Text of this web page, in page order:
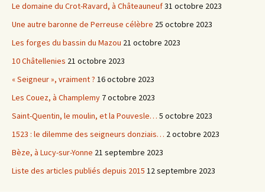
Le domaine du Crot-Ravard, à Châteauneuf31 octobre 2023
Une autre baronne de Perreuse célèbre 25 octobre 2023
Les forges du bassin du Mazou 21 octobre 2023
10 Châtellenies 21 octobre 2023
« Seigneur », vraiment ? 16 octobre 2023
Les Couez, à Champlemy 7 octobre 2023
Saint-Quentin, le moulin, et la Pouvesle… 5 octobre 2023
1523 : le dilemme des seigneurs donziais… 2 octobre 2023
Bèze, à Lucy-sur-Yonne 21 septembre 2023
Liste des articles publiés depuis 2015 12 septembre 2023